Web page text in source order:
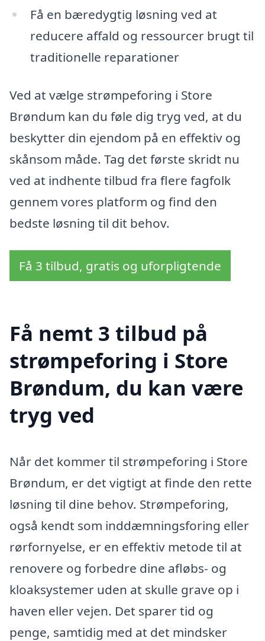
Få en bæredygtig løsning ved at
reducere affald og ressourcer brugt til
traditionelle reparationer
Ved at vælge strømpeforing i Store
Brøndum kan du føle dig tryg ved, at du
beskytter din ejendom på en effektiv og
skånsom måde. Tag det første skridt nu
ved at indhente tilbud fra flere fagfolk
gennem vores platform og find den
bedste løsning til dit behov.
Få 3 tilbud, gratis og uforpligtende
Få nemt 3 tilbud på
strømpeforing i Store
Brøndum, du kan være
tryg ved
Når det kommer til strømpeforing i Store
Brøndum, er det vigtigt at finde den rette
løsning til dine behov. Strømpeforing,
også kendt som inddæmningsforing eller
rørfornyelse, er en effektiv metode til at
renovere og forbedre dine afløbs- og
kloaksystemer uden at skulle grave op i
haven eller vejen. Det sparer tid og
penge, samtidig med at det mindsker